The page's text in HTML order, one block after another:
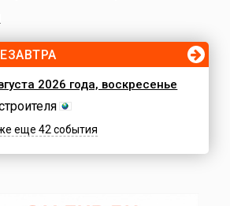
2026 года, воскресенье
еще 42 события